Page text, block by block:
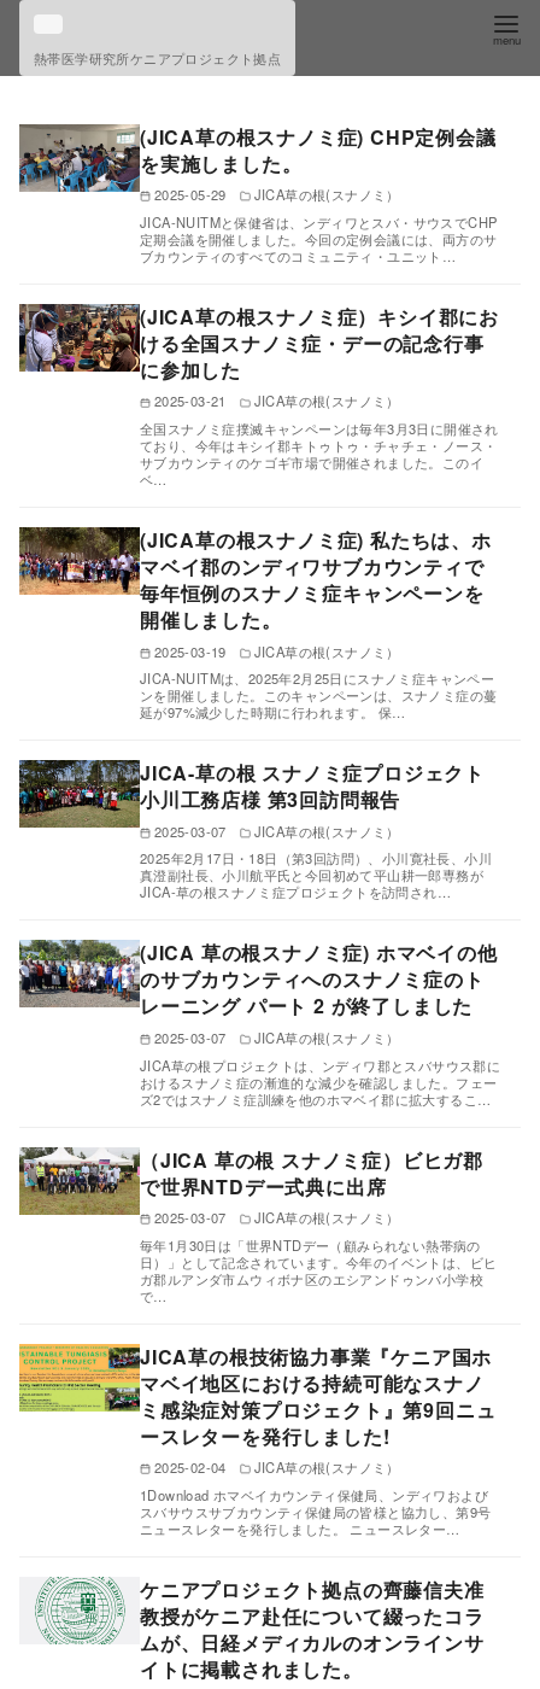
テ
熱帯医学研究所ケニアプロジェクト拠点
(JICA草の根スナノミ症) CHP定例会議
を実施しました。
2025-05-29
JICA草の根(スナノミ）
JICA-NUITMと保健省は、ンディワとスバ・サウスでCHP
定期会議を開催しました。今回の定例会議には、両方のサ
ブカウンティのすべてのコミュニティ・ユニット…
(JICA草の根スナノミ症）キシイ郡にお
ける全国スナノミ症・デーの記念行事
に参加した
2025-03-21
JICA草の根(スナノミ）
全国スナノミ症撲滅キャンペーンは毎年3月3日に開催され
ており、今年はキシイ郡キトゥトゥ・チャチェ・ノース・
サブカウンティのケゴギ市場で開催されました。このイ
ベ…
(JICA草の根スナノミ症) 私たちは、ホ
マベイ郡のンディワサブカウンティで
毎年恒例のスナノミ症キャンペーンを
開催しました。
2025-03-19
JICA草の根(スナノミ）
JICA-NUITMは、2025年2月25日にスナノミ症キャンペー
ンを開催しました。このキャンペーンは、スナノミ症の蔓
延が97%減少した時期に行われます。 保…
JICA-草の根 スナノミ症プロジェクト
小川工務店様 第3回訪問報告
2025-03-07
JICA草の根(スナノミ）
2025年2月17日・18日（第3回訪問）、小川寛社長、小川
真澄副社長、小川航平氏と今回初めて平山耕一郎専務が
JICA-草の根スナノミ症プロジェクトを訪問され…
(JICA 草の根スナノミ症) ホマベイの他
のサブカウンティへのスナノミ症のト
レーニング パート 2 が終了しました
2025-03-07
JICA草の根(スナノミ）
JICA草の根プロジェクトは、ンディワ郡とスバサウス郡に
おけるスナノミ症の漸進的な減少を確認しました。フェー
ズ2ではスナノミ症訓練を他のホマベイ郡に拡大するこ…
（JICA 草の根 スナノミ症）ビヒガ郡
で世界NTDデー式典に出席
2025-03-07
JICA草の根(スナノミ）
毎年1月30日は「世界NTDデー（顧みられない熱帯病の
日）」として記念されています。今年のイベントは、ビヒ
ガ郡ルアンダ市ムウィボナ区のエシアンドゥンバ小学校
で…
JICA草の根技術協力事業『ケニア国ホ
マベイ地区における持続可能なスナノ
ミ感染症対策プロジェクト』第9回ニュ
ースレターを発行しました!
2025-02-04
JICA草の根(スナノミ）
1Download ホマベイカウンティ保健局、ンディワおよび
スバサウスサブカウンティ保健局の皆様と協力し、第9号
ニュースレターを発行しました。 ニュースレター…
ケニアプロジェクト拠点の齊藤信夫准
教授がケニア赴任について綴ったコラ
ムが、日経メディカルのオンラインサ
イトに掲載されました。